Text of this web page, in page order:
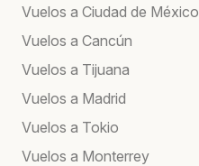
Vuelos a Ciudad de México
Vuelos a Cancún
Vuelos a Tijuana
Vuelos a Madrid
Vuelos a Tokio
Vuelos a Monterrey